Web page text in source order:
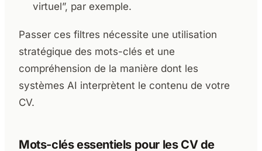
virtuel”, par exemple.
Passer ces filtres nécessite une utilisation
stratégique des mots-clés et une
compréhension de la manière dont les
systèmes AI interprètent le contenu de votre
CV.
Mots-clés essentiels pour les CV de